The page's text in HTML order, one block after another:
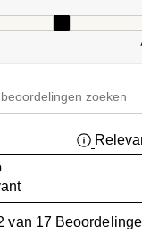
zoeken
van 17